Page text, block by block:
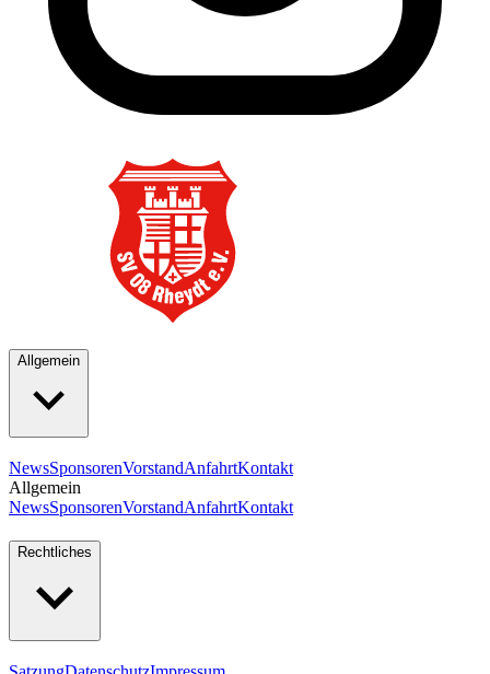
Allgemein
NewsSponsorenVorstandAnfahrtKontakt
Allgemein
NewsSponsorenVorstandAnfahrtKontakt
Rechtliches